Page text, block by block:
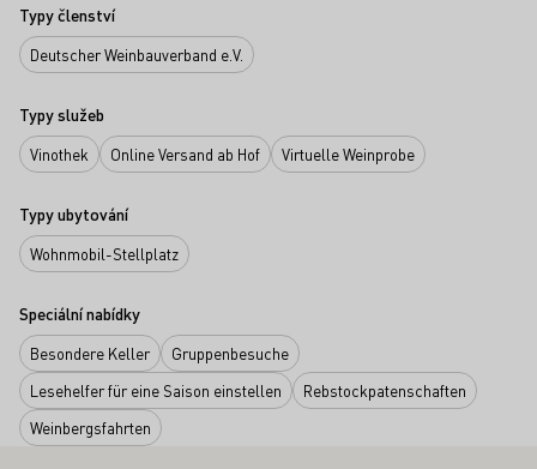
Typy členství
Deutscher Weinbauverband e.V.
Typy služeb
Vinothek Online Versand ab Hof Virtuelle Weinprobe
Typy ubytování
Wohnmobil-Stellplatz
Speciální nabídky
Besondere Keller
Gruppenbesuche
Lesehelfer für eine Saison einstellen
Rebstockpatenschaften
Weinbergsfahrten